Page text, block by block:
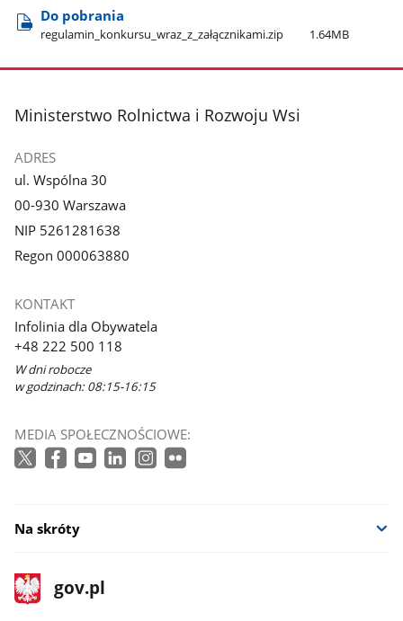
Do pobrania
regulamin​_konkursu​_wraz​_z​_załącznikami.zip 1.64MB
stopka
Ministerstwo Rolnictwa i Rozwoju Wsi
ADRES
ul. Wspólna 30
00-930 Warszawa
NIP 5261281638
Regon 000063880
KONTAKT
Infolinia dla Obywatela
+48 222 500 118
W dni robocze
w godzinach: 08:15-16:15
MEDIA SPOŁECZNOŚCIOWE:
Na skróty
stopka
gov.pl
Strona
gov.pl